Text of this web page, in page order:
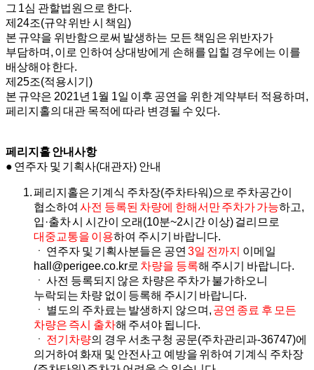
그 1심 관할법원으로 한다.
제24조(규약 위반 시 책임)
본 규약을 위반함으로써 발생하는 모든 책임은 위반자가
부담하며, 이로 인하여 상대방에게 손해를 입힐 경우에는 이를
배상해야 한다.
제25조(적용시기)
본 규약은 2021년 1월 1일 이후 공연을 위한 계약부터 적용하며,
페리지홀의 대관 목적에 따라 변경될 수 있다.
페리지홀 안내사항
● 연주자 및 기획사(대관자) 안내
페리지홀은 기계식 주차장(주차타워)으로 주차공간이
협소하여사전 등록된 차량에 한해서만 주차가 가능하고,
입·출차 시 시간이 오래(10분~2시간 이상) 걸리므로
대중교통을 이용하여 주시기 바랍니다.
ㆍ 연주자 및 기획사분들은 공연 3일 전까지 이메일
hall@perigee.co.kr로 차량을 등록해 주시기 바랍니다.
ㆍ 사전 등록되지 않은 차량은 주차가 불가하오니
누락되는 차량 없이 등록해 주시기 바랍니다.
ㆍ 별도의 주차료는 발생하지 않으며, 공연 종료 후 모든
차량은 즉시 출차해 주셔야 됩니다.
ㆍ 전기차량의 경우 서초구청 공문(주차관리과-36747)에
의거하여 화재 및 안전사고 예방을 위하여 기계식 주차장